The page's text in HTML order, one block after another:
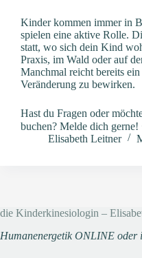
Kinder kommen immer in
spielen eine aktive Rolle.
statt, wo sich dein Kind
Praxis, im Wald oder auf
Manchmal reicht bereits
Veränderung zu bewirken.
Hast du Fragen oder
buchen? Melde dich gerne!
Elisabeth Leitner
die Kinderkinesiologin –
Humanenergetik ONLINE oder